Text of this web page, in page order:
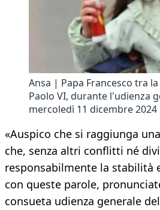
Ansa | Papa Francesco tra
Paolo VI, durante l'udienza
mercoledì 11 dicembre 2024
«Auspico che si raggiunga
che, senza altri conflitti né
responsabilmente la stabilità
con queste parole,
consueta udienza generale